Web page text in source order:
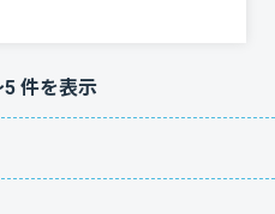
5件を表示